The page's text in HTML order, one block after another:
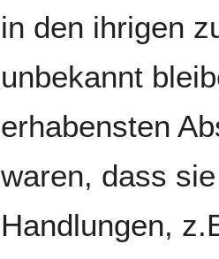
in den ihrigen
unbekannt
erhabensten
waren, dass
Handlungen,